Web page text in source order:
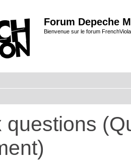
Forum Depeche
Bienvenue sur le forum
questions